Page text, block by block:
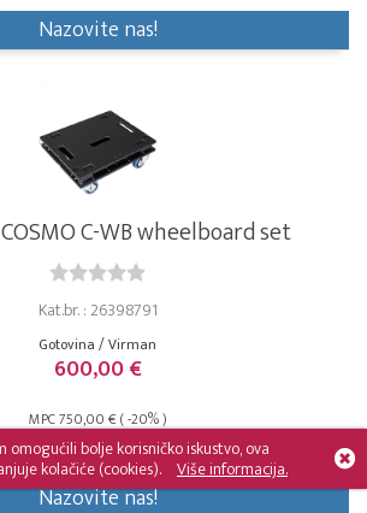
Nazovite nas!
C-WB wheelboard set
Kat.br. : 26398791
Gotovina / Virman
600,00 €
MPC 750,00 € ( -20% )
Isporučivo po narudžbi
Nazovite nas!
omogućili bolje korisničko iskustvo, ova
kolačiće (cookies). Više informacija.